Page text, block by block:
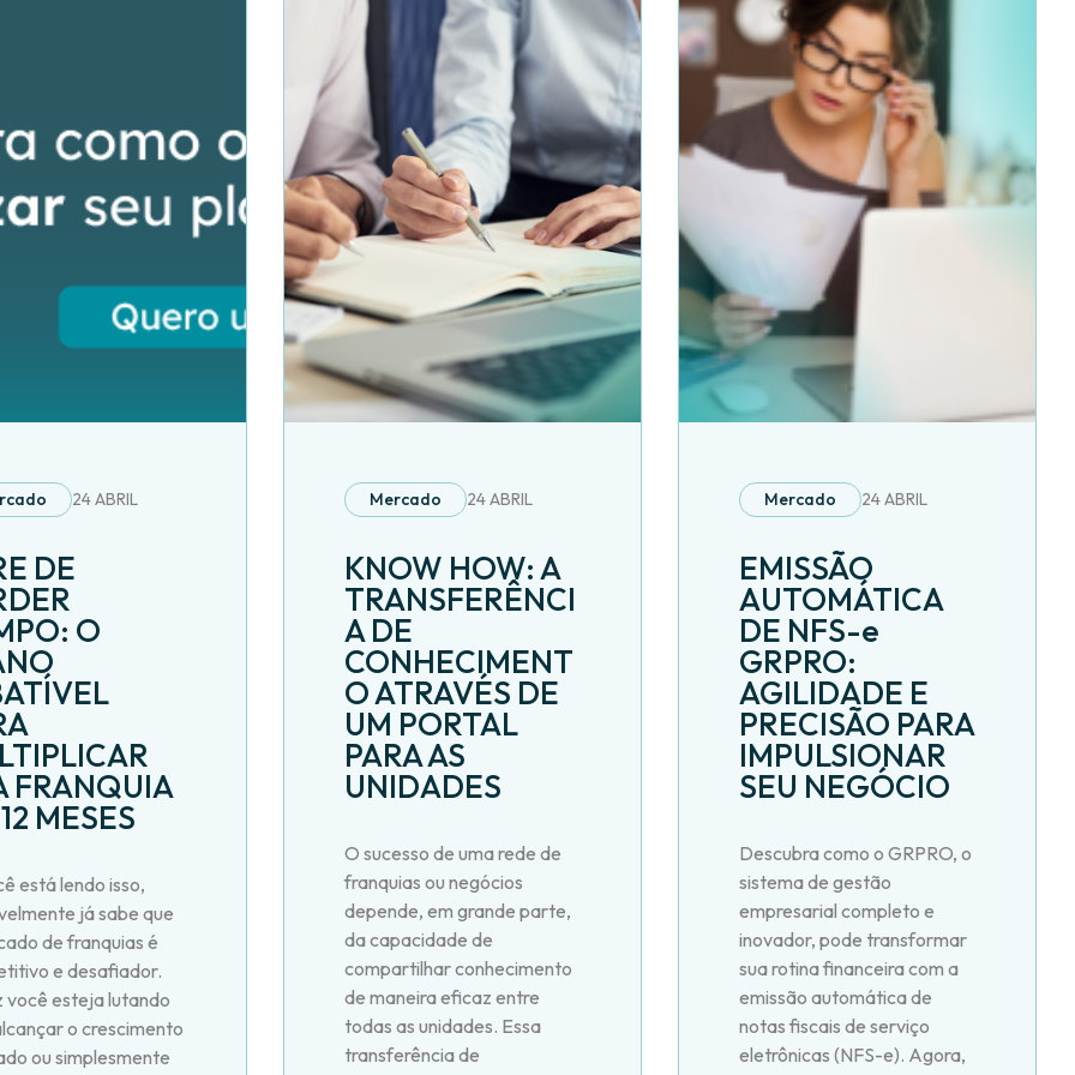
24 ABRIL
DE
O
FRANQUIA
MESES
está lendo isso,
já sabe que
de franquias é
e desafiador.
você esteja lutando
o crescimento
ou simplesmente
Mercado 24 ABRIL
KNOW HOW: A
TRANSFERÊNCI
A DE
CONHECIMENT
O ATRAVÉS DE
UM PORTAL
PARA AS
UNIDADES
O sucesso de uma rede de
franquias ou negócios
depende, em grande parte,
da capacidade de
compartilhar conhecimento
de maneira eficaz entre
todas as unidades. Essa
transferência de
Mercado 24 ABRIL
EMISSÃO
AUTOMÁTICA
DE NFS-e
GRPRO:
AGILIDADE E
PRECISÃO PARA
IMPULSIONAR
SEU NEGÓCIO
Descubra como o GRPRO, o
sistema de gestão
empresarial completo e
inovador, pode transformar
sua rotina financeira com a
emissão automática de
notas fiscais de serviço
eletrônicas (NFS-e). Agora,